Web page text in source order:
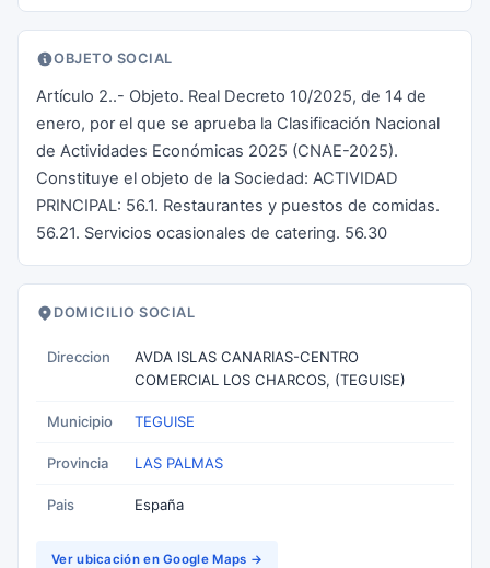
OBJETO SOCIAL
Artículo 2..- Objeto. Real Decreto 10/2025, de 14 de
enero, por el que se aprueba la Clasificación Nacional
de Actividades Económicas 2025 (CNAE-2025).
Constituye el objeto de la Sociedad: ACTIVIDAD
PRINCIPAL: 56.1. Restaurantes y puestos de comidas.
56.21. Servicios ocasionales de catering. 56.30
DOMICILIO SOCIAL
Direccion
AVDA ISLAS CANARIAS-CENTRO
COMERCIAL LOS CHARCOS, (TEGUISE)
Municipio TEGUISE
Provincia LAS PALMAS
Pais España
Ver ubicación en Google Maps →